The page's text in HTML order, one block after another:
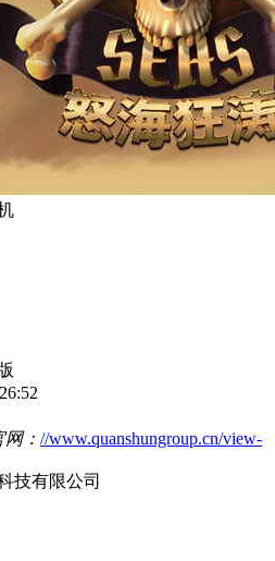
： //www.quanshungroup.cn/view-
技有限公司